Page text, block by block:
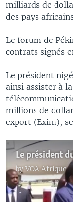
milliards de
des pays
Le forum de
contrats signés
Le président
ainsi assister à
millions de
export (Exim),
by VOA Afrique
No